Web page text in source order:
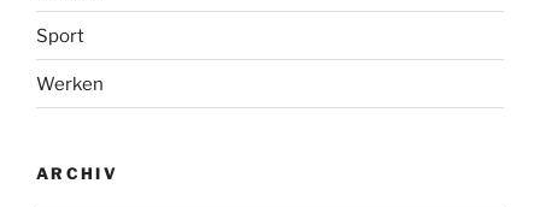
Sport
Werken
ARCHIV